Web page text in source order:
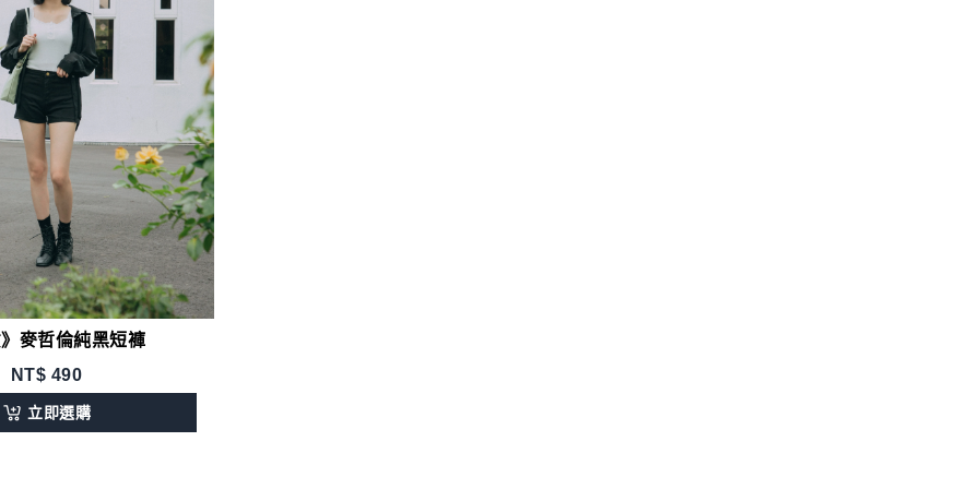
麥哲倫純黑短褲
NT$ 490
立即選購